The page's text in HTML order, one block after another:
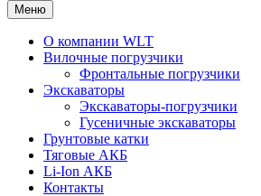
Меню
О компании WLT
Вилочные погрузчики
Фронтальные погрузчики
Экскаваторы
Экскаваторы-погрузчики
Гусеничные экскаваторы
Грунтовые катки
Тяговые АКБ
Li-Ion АКБ
Контакты